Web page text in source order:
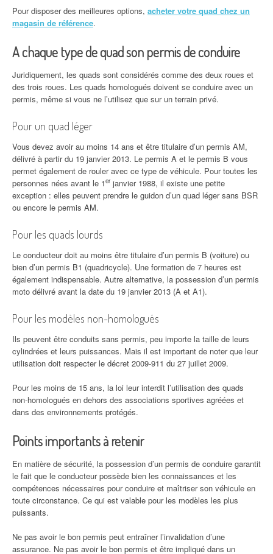
Pour disposer des meilleures options, acheter votre quad chez un
magasin de référence.
A chaque type de quad son permis de conduire
Juridiquement, les quads sont considérés comme des deux roues et
des trois roues. Les quads homologués doivent se conduire avec un
permis, même si vous ne l’utilisez que sur un terrain privé.
Pour un quad léger
Vous devez avoir au moins 14 ans et être titulaire d’un permis AM,
délivré à partir du 19 janvier 2013. Le permis A et le permis B vous
permet également de rouler avec ce type de véhicule. Pour toutes les
personnes nées avant le 1er janvier 1988, il existe une petite
exception : elles peuvent prendre le guidon d’un quad léger sans BSR
ou encore le permis AM.
Pour les quads lourds
Le conducteur doit au moins être titulaire d’un permis B (voiture) ou
bien d’un permis B1 (quadricycle). Une formation de 7 heures est
également indispensable. Autre alternative, la possession d’un permis
moto délivré avant la date du 19 janvier 2013 (A et A1).
Pour les modèles non-homologués
Ils peuvent être conduits sans permis, peu importe la taille de leurs
cylindrées et leurs puissances. Mais il est important de noter que leur
utilisation doit respecter le décret 2009-911 du 27 juillet 2009.
Pour les moins de 15 ans, la loi leur interdit l’utilisation des quads
non-homologués en dehors des associations sportives agréées et
dans des environnements protégés.
Points importants à retenir
En matière de sécurité, la possession d’un permis de conduire garantit
le fait que le conducteur possède bien les connaissances et les
compétences nécessaires pour conduire et maîtriser son véhicule en
toute circonstance. Ce qui est valable pour les modèles les plus
puissants.
Ne pas avoir le bon permis peut entraîner l’invalidation d’une
assurance. Ne pas avoir le bon permis et être impliqué dans un